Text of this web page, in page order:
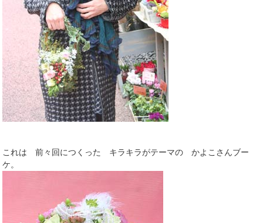
これは 前々回につくった キラキラがテーマの かよこさんブー
ケ。